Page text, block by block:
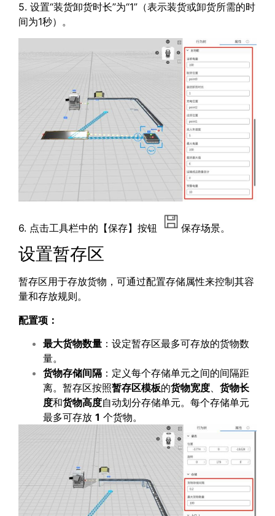
5. 设置“装货卸货时长”为“1”（表示装货或卸货所需的时
间为1秒）。
6. 点击工具栏中的【保存】按钮 保存场景。
设置暂存区
暂存区用于存放货物，可通过配置存储属性来控制其容
量和存放规则。
配置项：
最大货物数量 ：设定暂存区最多可存放的货物数
量。
货物存储间隔 ：定义每个存储单元之间的间隔距
离。暂存区按照暂存区模板的货物宽度
货物长
度和货物高度自动划分存储单元。每个存储单元
最多可存放 1 个货物。